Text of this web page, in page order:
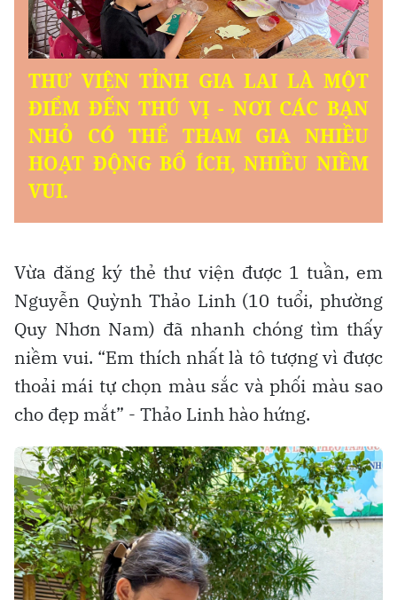
Vừa đăng ký thẻ thư viện được 1 tuần, em
Nguyễn Quỳnh Thảo Linh (10 tuổi, phường
Quy Nhơn Nam) đã nhanh chóng tìm thấy
niềm vui. “Em thích nhất là tô tượng vì được
thoải mái tự chọn màu sắc và phối màu sao
cho đẹp mắt” - Thảo Linh hào hứng.